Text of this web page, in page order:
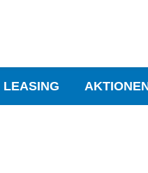
LEASING